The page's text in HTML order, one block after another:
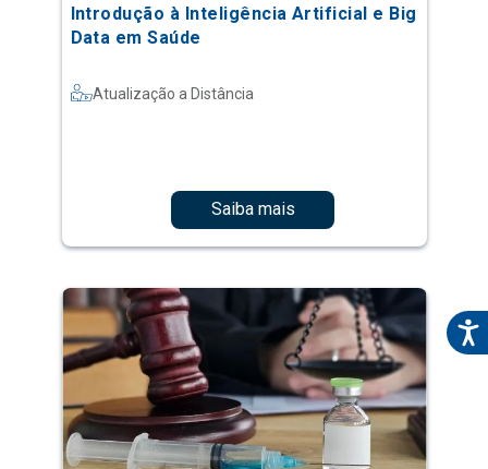
Introdução à Inteligência Artificial e Big
Data em Saúde
Atualização a Distância
Saiba mais